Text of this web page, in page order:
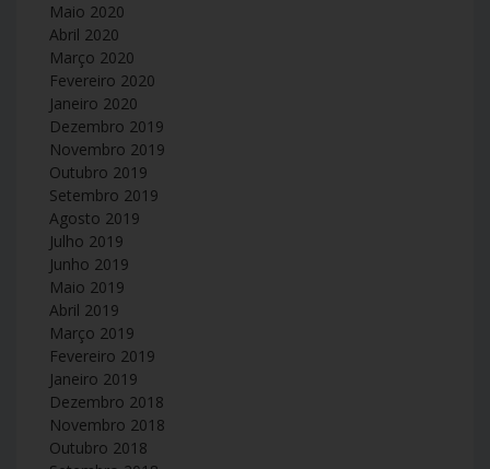
Maio 2020
Abril 2020
Março 2020
Fevereiro 2020
Janeiro 2020
Dezembro 2019
Novembro 2019
Outubro 2019
Setembro 2019
Agosto 2019
Julho 2019
Junho 2019
Maio 2019
Abril 2019
Março 2019
Fevereiro 2019
Janeiro 2019
Dezembro 2018
Novembro 2018
Outubro 2018